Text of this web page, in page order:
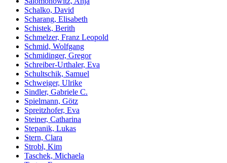
Schalko, David
Scharang, Elisabeth
Schistek, Berith
Schmelzer, Franz Leopold
Schmid, Wolfgang
Schmidinger, Gregor
Schreiber-Urthaler, Eva
Schultschik, Samuel
Schweiger, Ulrike
Sindler, Gabriele C.
Spielmann, Götz
Spreitzhofer, Eva
Steiner, Catharina
Stepanik, Lukas
Stern, Clara
Strobl, Kim
Taschek, Michaela